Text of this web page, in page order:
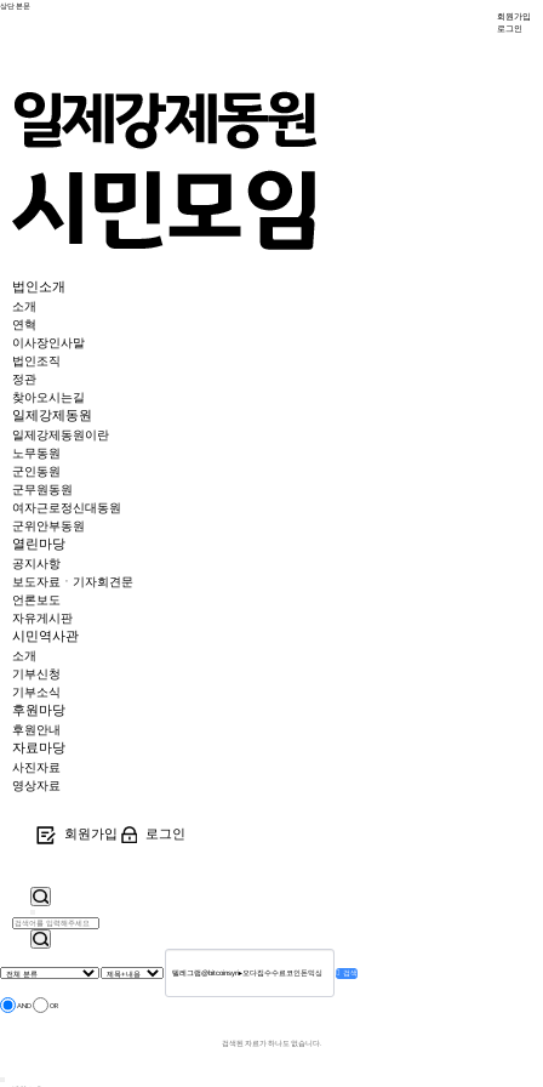
상단본문
회원가입
로그인
법인소개
소개
연혁
이사장인사말
법인조직
정관
찾아오시는길
일제강제동원
일제강제동원이란
노무동원
군인동원
군무원동원
여자근로정신대동원
군위안부동원
열린마당
공지사항
보도자료ㆍ기자회견문
언론보도
자유게시판
시민역사관
소개
기부신청
기부소식
후원마당
후원안내
자료마당
사진자료
영상자료
회원가입 로그인
검색
AND OR
검색된 자료가 하나도 없습니다.